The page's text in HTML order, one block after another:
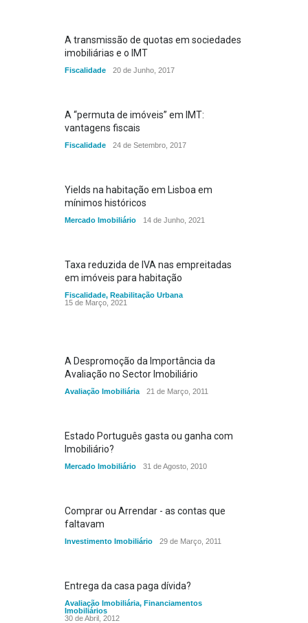
A transmissão de quotas em sociedades
imobiliárias e o IMT
Fiscalidade 20 de Junho, 2017
A “permuta de imóveis” em IMT:
vantagens fiscais
Fiscalidade 24 de Setembro, 2017
Yields na habitação em Lisboa em
mínimos históricos
Mercado Imobiliário 14 de Junho, 2021
Taxa reduzida de IVA nas empreitadas
em imóveis para habitação
Fiscalidade, Reabilitação Urbana
15 de Março, 2021
A Despromoção da Importância da
Avaliação no Sector Imobiliário
Avaliação Imobiliária 21 de Março, 2011
Estado Português gasta ou ganha com
Imobiliário?
Mercado Imobiliário 31 de Agosto, 2010
Comprar ou Arrendar - as contas que
faltavam
Investimento Imobiliário 29 de Março, 2011
Entrega da casa paga dívida?
Avaliação Imobiliária, Financiamentos
Imobiliários
30 de Abril, 2012